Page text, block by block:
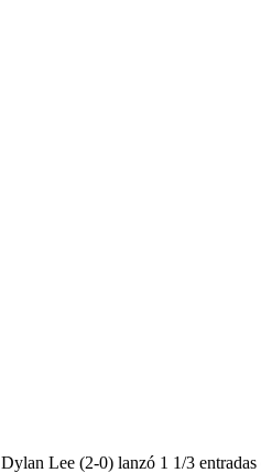
Dylan Lee (2-0) lanzó 1 1/3